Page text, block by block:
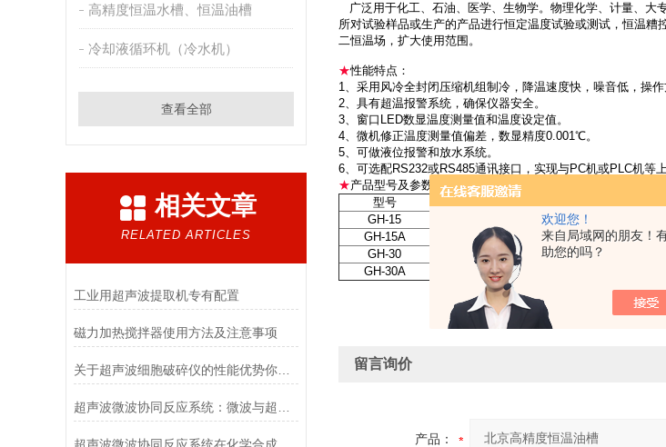
欢迎您！
来自局域网的朋友！
助您的吗？
高精度恒温水槽、恒温油槽
冷却液循环机（冷水机）
查看全部
相关文章
RELATED ARTICLES
工业用超声波提取机专有配置
磁力加热搅拌器使用方法及注意事项
关于超声波细胞破碎仪的性能优势你想了解多少呢？
广泛用于化工、石油、医学、生物学。物理化学、计量、大
所对试验样品或生产的产品进行恒定温度试验或测试，恒温
二恒温场，扩大使用范围。
★性能特点：
1、采用风冷全封闭压缩机组制冷，降温速度快，噪音低，操作
2、具有超温报警系统，确保仪器安全。
3、窗口LED数显温度测量值和温度设定值。
4、微机修正温度测量值偏差，数显精度0.001℃。
5、可做液位报警和放水系统。
6、可选配RS232或RS485通讯接口，实现与PC机或PLC机等
★产品型号及参数
型号
GH-15
±0.005-±0.01
GH-15A
室温-200 ±0.005-±0.02
GH-30
室温-95 ±0.005-±0.01
GH-30A
室温-200
留言询价
产品：